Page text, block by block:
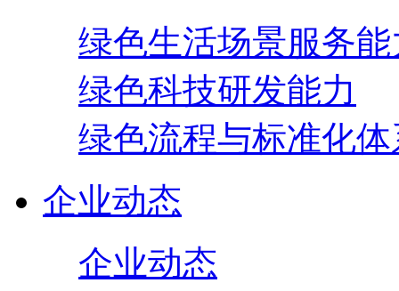
绿色生活场景服务能
绿色科技研发能力
绿色流程与标准化体
企业动态
企业动态